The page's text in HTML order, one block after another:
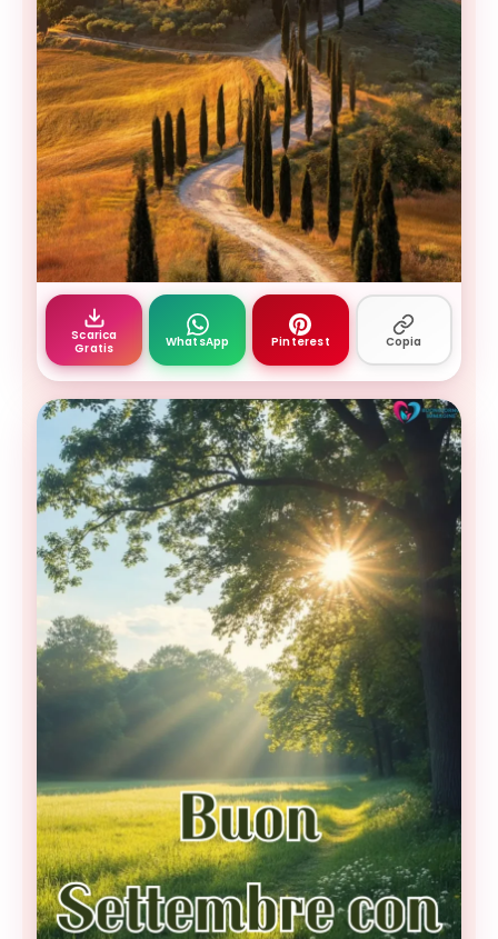
paesaggio toscano con cipressi colline dorate e
Scarica
Gratis
WhatsApp Pinterest Copia